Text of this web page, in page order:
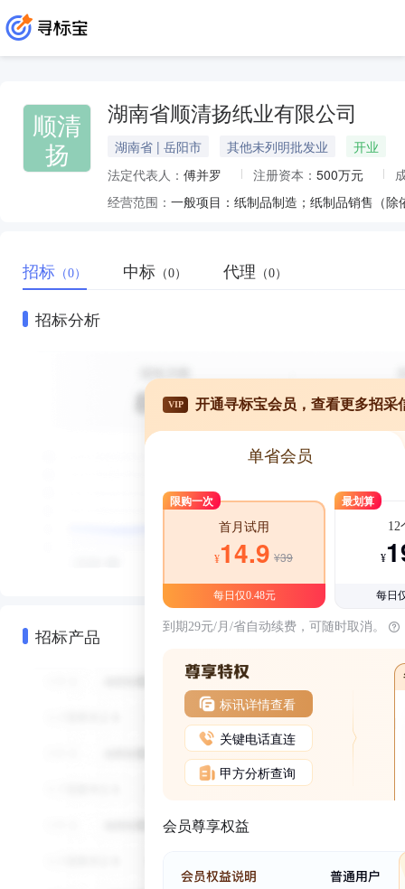
顺清
扬
湖南省顺清扬纸业有限公司
湖南省 | 岳阳市 其他未列明批发业
开业
法定代表人： 傅并罗 注册资本： 500万元
经营范围：
招标 （0） 中标 （0） 代理 （0）
招标分析
招标产品
VIP 开通寻标宝会员，查看更多招采
单省会员
限购一次
首月试用
¥14.9 ¥39
每日仅0.48元
最划算
12
¥
每日
到期29元/月/省自动续费，可随时取消。
标讯详情查看
关键电话直连
甲方分析查询
会员尊享权益